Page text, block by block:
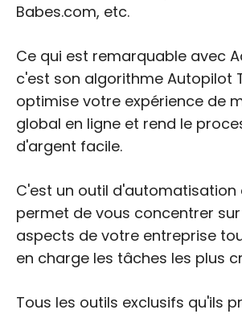
Babes.com, etc.
Ce qui est remarquable avec
c'est son algorithme Autopilot
optimise votre expérience de
global en ligne et rend le
d'argent facile.
C'est un outil d'automatisation
permet de vous concentrer
aspects de votre entreprise
en charge les tâches les plus
Tous les outils exclusifs qu'ils